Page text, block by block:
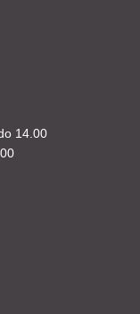
14.00